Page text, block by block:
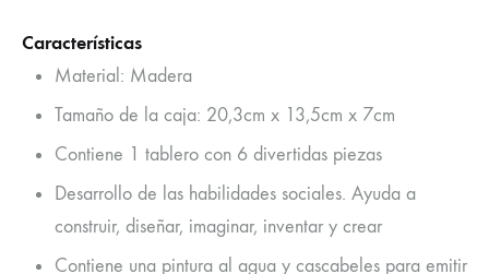
Características
Material: Madera
Tamaño de la caja: 20,3cm x 13,5cm x 7cm
Contiene 1 tablero con 6 divertidas piezas
Desarrollo de las habilidades sociales. Ayuda a
construir, diseñar, imaginar, inventar y crear
Contiene una pintura al agua y cascabeles para emitir